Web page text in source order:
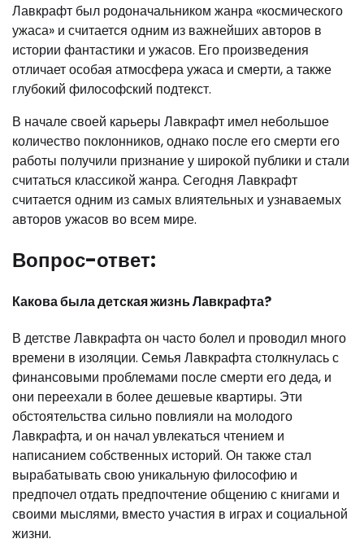
Лавкрафт был родоначальником жанра «космического
ужаса» и считается одним из важнейших авторов в
истории фантастики и ужасов. Его произведения
отличает особая атмосфера ужаса и смерти, а также
глубокий философский подтекст.
В начале своей карьеры Лавкрафт имел небольшое
количество поклонников, однако после его смерти его
работы получили признание у широкой публики и стали
считаться классикой жанра. Сегодня Лавкрафт
считается одним из самых влиятельных и узнаваемых
авторов ужасов во всем мире.
Вопрос-ответ:
Какова была детская жизнь Лавкрафта?
В детстве Лавкрафта он часто болел и проводил много
времени в изоляции. Семья Лавкрафта столкнулась с
финансовыми проблемами после смерти его деда, и
они переехали в более дешевые квартиры. Эти
обстоятельства сильно повлияли на молодого
Лавкрафта, и он начал увлекаться чтением и
написанием собственных историй. Он также стал
вырабатывать свою уникальную философию и
предпочел отдать предпочтение общению с книгами и
своими мыслями, вместо участия в играх и социальной
жизни.